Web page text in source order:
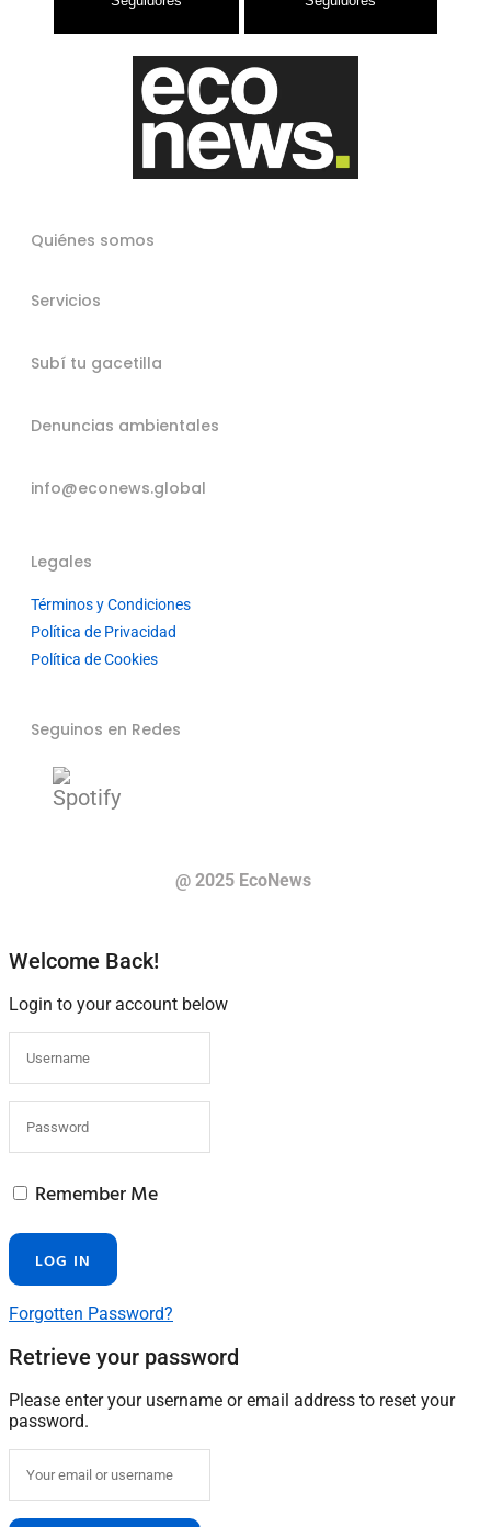
Quiénes somos
Servicios
Subí tu gacetilla
Denuncias ambientales
info@econews.global
Legales
Términos y Condiciones
Política de Privacidad
Política de Cookies
Seguinos en Redes
@ 2025 EcoNews
Welcome Back!
Login to your account below
Remember Me
Forgotten Password?
Retrieve your password
Please enter your username or email address to reset your
password.